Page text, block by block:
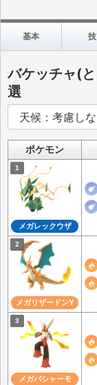
基本 技
バケッチャ(
選
ポケモン
メガレックウザ
メガリザードンY
メガバシャーモ